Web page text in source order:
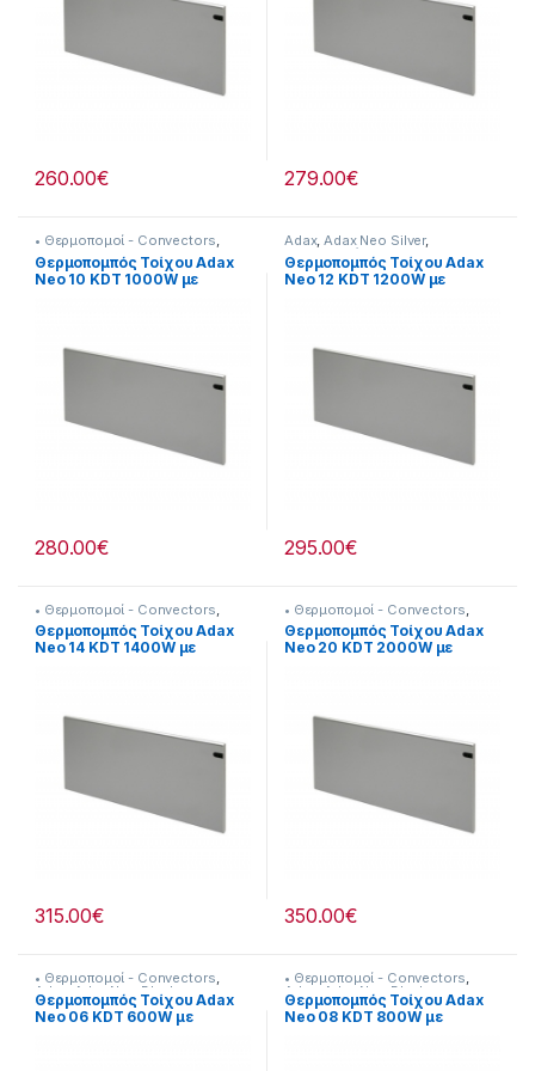
260.00€ 279.00€
• Θερμοπομοί - Convectors,
Adax , Adax Neo Silver
Θερναντικά
Θερμοπομπός Τοίχου Adax
Neo 10 KDT 1000W με
280.00€
Adax,Adax Neo Silver,
Θερναντικά
Θερμοπομπός Τοίχου Adax
Neo 12 KDT 1200W με
295.00€
• Θερμοπομοί - Convectors
Adax , Adax Neo Silver
Θερναντικά,Κλιματισμός &
Θέρμανση
Θερμοπομπός Τοίχου Adax
Neo 14 KDT 1400W με
315.00€
• Θερμοπομοί - Convectors
Adax , Adax Neo Silver
Θερναντικά
Θερμοπομπός Τοίχου Adax
Neo 20 KDT 2000W με
350.00€
• Θερμοπομοί - Convectors,
Adax Adax Neo Black
Θερναντικά
Θερμοπομπός Τοίχου Adax
Neo 06 KDT 600W με
• Θερμοπομοί - Convectors,
Adax Adax Neo Black
Θερναντικά
Θερμοπομπός Τοίχου Adax
Neo 08 KDT 800W με